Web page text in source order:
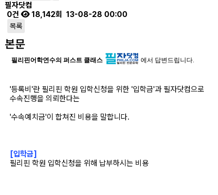
필리핀 출국준비
필리핀 조기유학
필자뉴스
필자닷컴
0건
18,142회 13-08-28 00:00
목록
본문
필리핀어학연수의 퍼스트 클래스 에서 답변드립니다.
'등록비'란 필리핀 학원 입학신청을 위한 '입학금'과 필자닷컴으로
수속진행을 의뢰한다는
'수속예치금'이 합쳐진 비용을 말합니다.
[입학금]
필리핀 학원 입학신청을 위해 납부하시는 비용